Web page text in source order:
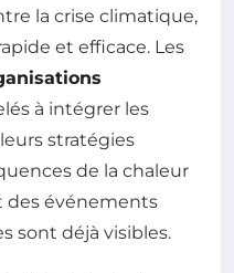
la crise climatique,
et efficace. Les
à intégrer les
stratégies
de la chaleur
des événements
sont déjà visibles.